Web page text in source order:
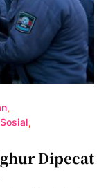
Sosial
Dipecat